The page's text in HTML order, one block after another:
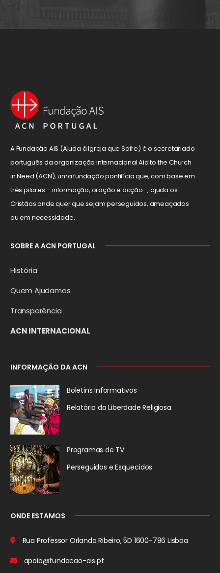
A Fundação AIS (Ajuda à Igreja que Sofre) é o secretariado
português da organização internacional Aid to the Church
in Need (ACN), uma fundação pontifícia que, com base em
três pilares – informação, oração e acção -, ajuda os
Cristãos onde quer que sejam perseguidos, ameaçados
ou em necessidade.
SOBRE A ACN PORTUGAL
História
Quem Ajudamos
Transparência
ACN INTERNACIONAL
INFORMAÇÃO DA ACN
Boletins Informativos
Relatório da Liberdade Religiosa
Programas de TV
Perseguidos e Esquecidos
ONDE ESTAMOS
Rua Professor Orlando Ribeiro, 5D 1600-796 Lisboa
apoio@fundacao-ais.pt